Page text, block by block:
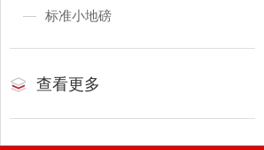
标准小地磅
查看更多